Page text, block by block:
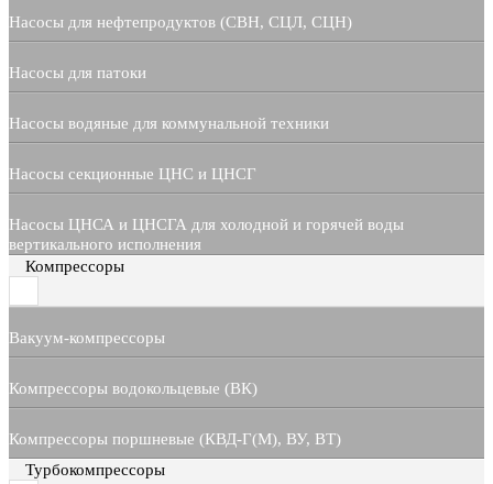
Насосы для нефтепродуктов (СВН, СЦЛ, СЦН)
Насосы для патоки
Насосы водяные для коммунальной техники
Насосы секционные ЦНС и ЦНСГ
Насосы ЦНСА и ЦНСГА для холодной и горячей воды
вертикального исполнения
Компрессоры
Вакуум-компрессоры
Компрессоры водокольцевые (ВК)
Компрессоры поршневые (КВД-Г(М), ВУ, ВТ)
Турбокомпрессоры